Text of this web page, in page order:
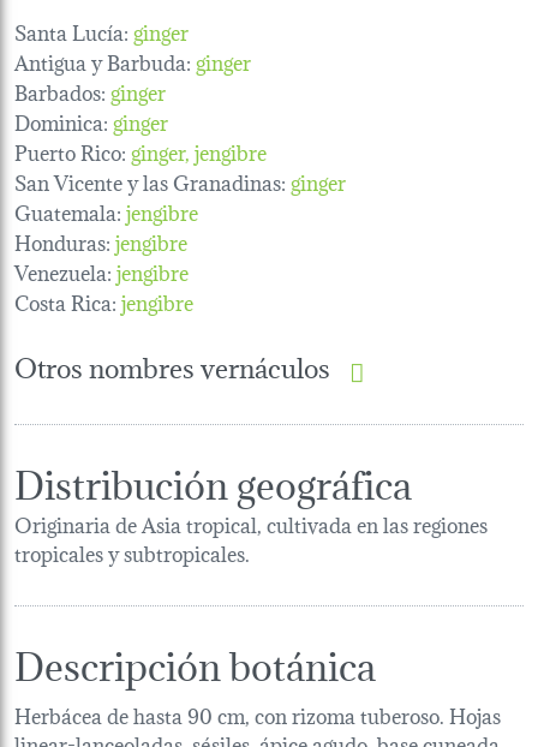
Santa Lucía:ginger
Antigua y Barbuda:ginger
Barbados:ginger
Dominica:ginger
Puerto Rico:ginger jengibre
San Vicente y las Granadinas:ginger
Guatemala:jengibre
Honduras:jengibre
Venezuela:jengibre
Costa Rica:jengibre
Otros nombres vernáculos
Distribución geográfica
Originaria de Asia tropical, cultivada en las regiones
tropicales y subtropicales.
Descripción botánica
Herbácea de hasta 90 cm, con rizoma tuberoso. Hojas